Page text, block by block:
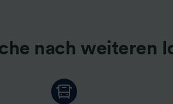
nach weiteren